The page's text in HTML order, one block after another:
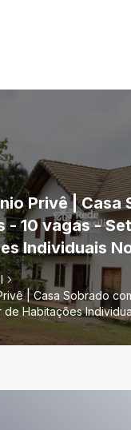
Privê | Casa
- 10 vagas -
Individuais
| Casa Sobrado
de Habitações